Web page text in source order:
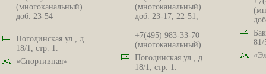
(многоканальный)
доб. 23-54
Погодинская ул., д.
18/1, стр. 1.
«Спортивная»
(многоканальный)
доб. 23-17, 22-51,
+7(495) 983-33-70
(многоканальный)
Погодинская ул., д.
18/1, стр. 1.
81/